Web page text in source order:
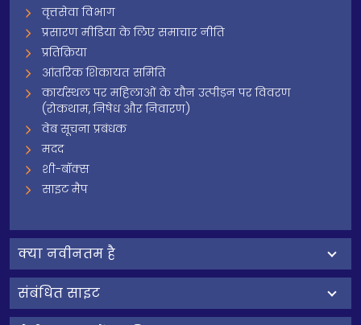
वृत्तसेवा विभाग
प्रसारण मीडिया के लिए समाचार नीति
प्रतिक्रिया
आंतरिक शिकायत समिति
कार्यस्थल पर महिलाओं के यौन उत्पीड़न पर विवरण
(रोकथाम, निषेध और निवारण)
वेब सूचना प्रबंधक
मदद
शी-बॉक्स
साइट मैप
क्‍या नवीनतम है
संबंधित साइट